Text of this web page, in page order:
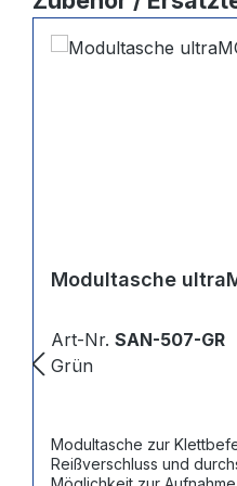
(Füllung DIN 14142): SAN-
SAN-501-SBE
Modultasche
Art-Nr. SAN-507-GR
Grün
Modultasche zur
Reißverschluss und